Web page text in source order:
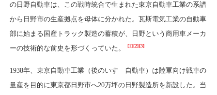
の日野自動車は、この戦時統合で生まれた東京自動車工業の系譜
から日野市の生産拠点を母体に分かれた。瓦斯電気工業の自動車
部に始まる国産トラック製造の蓄積が、日野という商用車メーカ
ーの技術的な前史を形づくっていた。
[1][2][3]
1938年、東京自動車工業（後のいすゞ自動車）は陸軍向け戦車の
量産を目的に東京都日野市へ20万坪の日野製造所を新設した。当